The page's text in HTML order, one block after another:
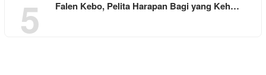
5 Falen Kebo, Pelita Harapan Bagi yang Keh…